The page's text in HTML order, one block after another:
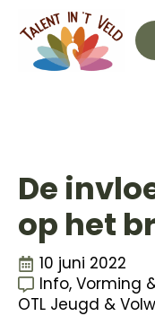
De
op het
10 juni 2022
Info, Vorming
OTL Jeugd &